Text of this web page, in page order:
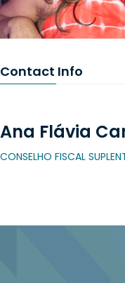
Contact Info
Ana Flávia
CONSELHO FISCAL